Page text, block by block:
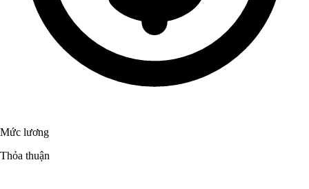
Mức lương
Thỏa thuận